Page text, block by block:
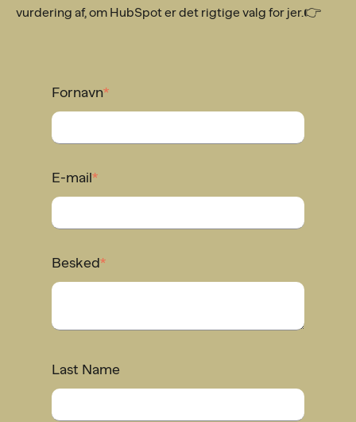
vurdering af, om HubSpot er det rigtige valg for jer.👉
Fornavn*
E-mail*
Besked*
Last Name